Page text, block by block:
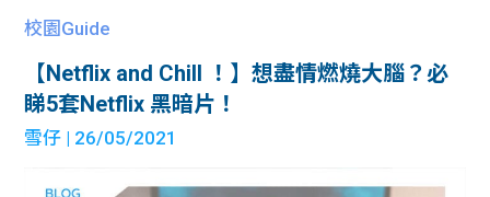
校園Guide
【Netflix and Chill ！】想盡情燃燒大腦？必
睇5套Netflix 黑暗片！
雪仔 | 26/05/2021